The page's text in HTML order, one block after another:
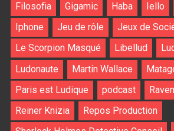
Filosofia
Gigamic Haba Iello
Iphone
Jeu de rôle Jeux de
Le Scorpion Masqué
Libellud
Ludonaute
Martin Wallace
Paris est Ludique
podcast
Reiner Knizia
Repos Production